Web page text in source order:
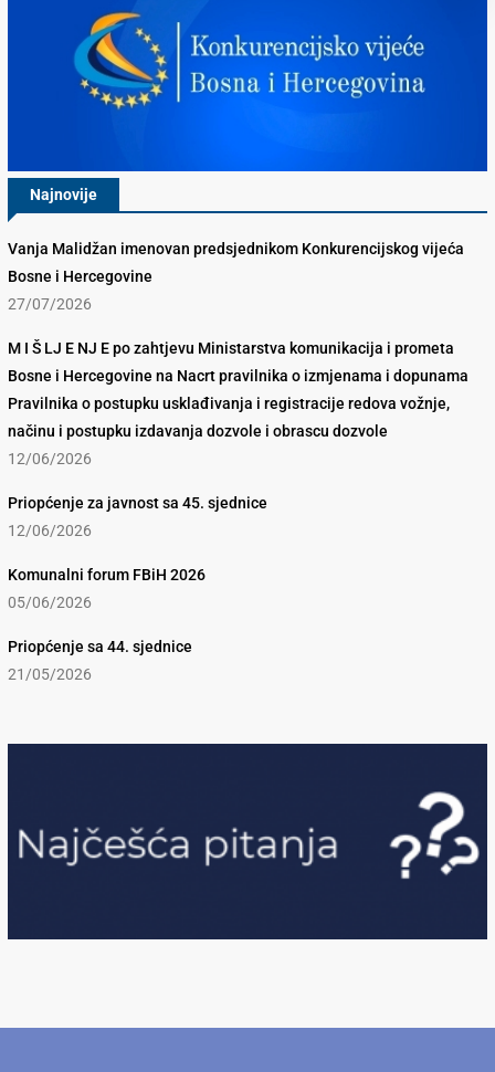
Najnovije
Vanja Malidžan imenovan predsjednikom Konkurencijskog vijeća
Bosne i Hercegovine
27/07/2026
M I Š LJ E NJ E po zahtjevu Ministarstva komunikacija i prometa
Bosne i Hercegovine na Nacrt pravilnika o izmjenama i dopunama
Pravilnika o postupku usklađivanja i registracije redova vožnje,
načinu i postupku izdavanja dozvole i obrascu dozvole
12/06/2026
Priopćenje za javnost sa 45. sjednice
12/06/2026
Komunalni forum FBiH 2026
05/06/2026
Priopćenje sa 44. sjednice
21/05/2026